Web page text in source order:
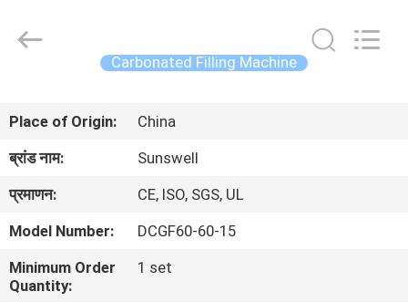
उत्पादों
हमारे
Carbonated Filling Machine
Place of Origin:
China
ब्रांड नाम:
Sunswell
प्रमाणन:
CE, ISO, SGS, UL
Model Number:
DCGF60-60-15
Minimum Order
Quantity:
1 set